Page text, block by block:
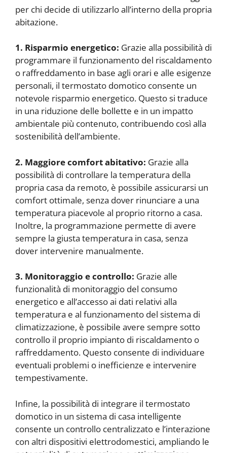
per chi decide di utilizzarlo all’interno della propria
abitazione.
1. Risparmio energetico: Grazie alla possibilità di
programmare il funzionamento del riscaldamento
o raffreddamento in base agli orari e alle esigenze
personali, il termostato domotico consente un
notevole risparmio energetico. Questo si traduce
in una riduzione delle bollette e in un impatto
ambientale più contenuto, contribuendo così alla
sostenibilità dell’ambiente.
2. Maggiore comfort abitativo: Grazie alla
possibilità di controllare la temperatura della
propria casa da remoto, è possibile assicurarsi un
comfort ottimale, senza dover rinunciare a una
temperatura piacevole al proprio ritorno a casa.
Inoltre, la programmazione permette di avere
sempre la giusta temperatura in casa, senza
dover intervenire manualmente.
3. Monitoraggio e controllo: Grazie alle
funzionalità di monitoraggio del consumo
energetico e all’accesso ai dati relativi alla
temperatura e al funzionamento del sistema di
climatizzazione, è possibile avere sempre sotto
controllo il proprio impianto di riscaldamento o
raffreddamento. Questo consente di individuare
eventuali problemi o inefficienze e intervenire
tempestivamente.
Infine, la possibilità di integrare il termostato
domotico in un sistema di casa intelligente
consente un controllo centralizzato e l’interazione
con altri dispositivi elettrodomestici, ampliando le